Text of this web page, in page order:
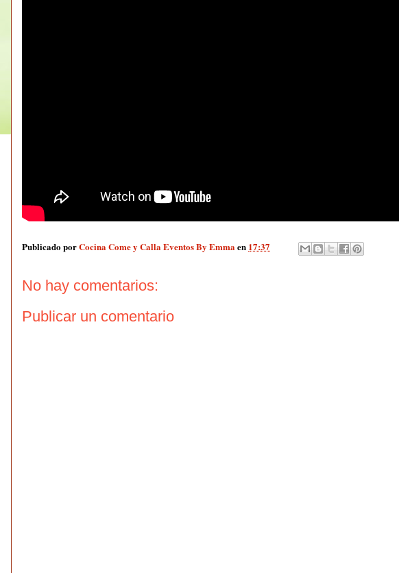
Publicado porCocina Come y Calla Eventos By Emmaen 17:37
No hay comentarios:
Publicar un comentario